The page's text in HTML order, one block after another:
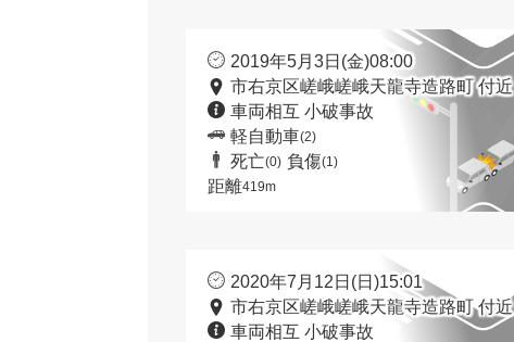
2019年5月3日(金)08:00
市右京区嵯峨嵯峨天龍寺造路町 付近
車両相互 小破事故
軽自動車(2)
死亡(0) 負傷(1)
距離419m
2020年7月12日(日)15:01
市右京区嵯峨嵯峨天龍寺造路町 付近
車両相互 小破事故